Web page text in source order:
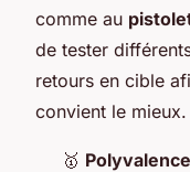
comme au
de tester
retours en cible
convient le mieux.
🥇